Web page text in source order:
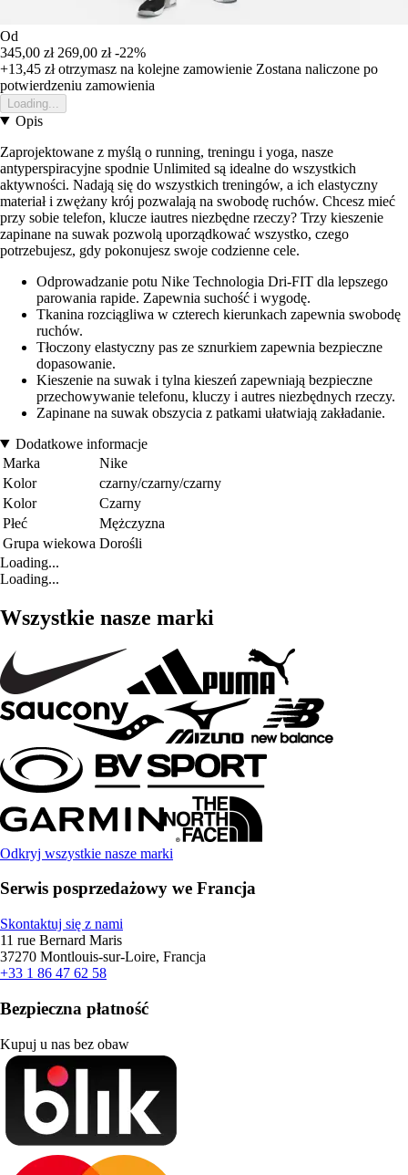
Od
345,00 zł 269,00 zł -22%
+13,45 złotrzymasz na kolejne zamowienie Zostana naliczone po
potwierdzeniu zamowienia
Loading...
Opis
Zaprojektowane z myślą o running, treningu i yoga, nasze
antyperspiracyjne spodnie Unlimited są idealne do wszystkich
aktywności. Nadają się do wszystkich treningów, a ich elastyczny
materiał i zwężany krój pozwalają na swobodę ruchów. Chcesz mieć
przy sobie telefon, klucze iautres niezbędne rzeczy? Trzy kieszenie
zapinane na suwak pozwolą uporządkować wszystko, czego
potrzebujesz, gdy pokonujesz swoje codzienne cele.
Odprowadzanie potu Nike Technologia Dri-FIT dla lepszego
parowania rapide. Zapewnia suchość i wygodę.
Tkanina rozciągliwa w czterech kierunkach zapewnia swobodę
ruchów.
Tłoczony elastyczny pas ze sznurkiem zapewnia bezpieczne
dopasowanie.
Kieszenie na suwak i tylna kieszeń zapewniają bezpieczne
przechowywanie telefonu, kluczy i autres niezbędnych rzeczy.
Zapinane na suwak obszycia z patkami ułatwiają zakładanie.
Dodatkowe informacje
Marka
Nike
Kolor
czarny/czarny/czarny
Kolor
Czarny
Płeć
Mężczyzna
Grupa wiekowa Dorośli
Loading...
Loading...
Wszystkie nasze marki
Odkryj wszystkie nasze marki
Serwis posprzedażowy we Francja
Skontaktuj się z nami
11 rue Bernard Maris
37270 Montlouis-sur-Loire, Francja
+33 1 86 47 62 58
Bezpieczna płatność
Kupuj u nas bez obaw